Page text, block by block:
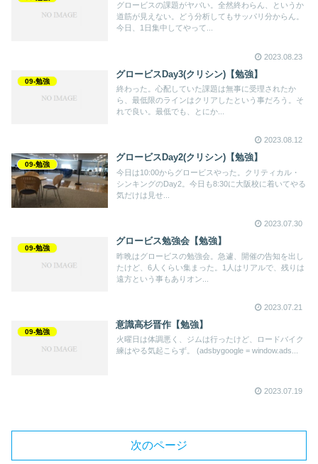
グロービスの課題がヤバい。全然終わらん、というか
道筋が見えない。どう分析してもサッパリ分からん。
今日、1日集中してやって...
2023.08.23
09-勉強
グロービスDay3(クリシン)【勉強】
終わった。心配していた課題は無事に受理されたか
ら、最低限のラインはクリアしたという事だろう。そ
れで良い。最低でも、とにか...
2023.08.12
09-勉強
グロービスDay2(クリシン)【勉強】
今日は10:00からグロービスやった。クリティカル・
シンキングのDay2。今日も8:30に大阪校に着いてやる
気だけは見せ...
2023.07.30
09-勉強
グロービス勉強会【勉強】
昨晩はグロービスの勉強会。急遽、開催の告知を出し
たけど、6人くらい集まった。1人はリアルで、残りは
遠方という事もありオン...
2023.07.21
09-勉強
意識高杉晋作【勉強】
火曜日は体調悪く、ジムは行ったけど、ロードバイク
練はやる気起こらず。 (adsbygoogle = window.ads...
2023.07.19
次のページ